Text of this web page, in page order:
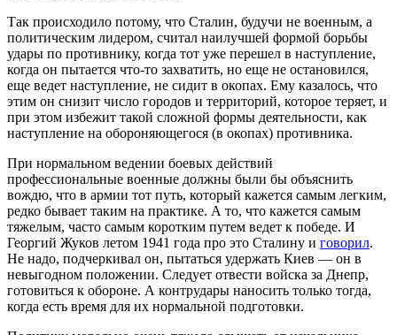
Так происходило потому, что Сталин, будучи не военным, а
политическим лидером, считал наилучшей формой борьбы
удары по противнику, когда тот уже перешел в наступление,
когда он пытается что-то захватить, но еще не остановился,
еще ведет наступление, не сидит в окопах. Ему казалось, что
этим он снизит число городов и территорий, которое теряет, и
при этом избежит такой сложной формы деятельности, как
наступление на обороняющегося (в окопах) противника.
При нормальном ведении боевых действий
профессиональные военные должны были бы объяснить
вождю, что в армии тот путь, который кажется самым легким,
редко бывает таким на практике. А то, что кажется самым
тяжелым, часто самым коротким путем ведет к победе. И
Георгий Жуков летом 1941 года про это Сталину и говорил.
Не надо, подчеркивал он, пытаться удержать Киев — он в
невыгодном положении. Следует отвести войска за Днепр,
готовиться к обороне. А контрудары наносить только тогда,
когда есть время для их нормальной подготовки.